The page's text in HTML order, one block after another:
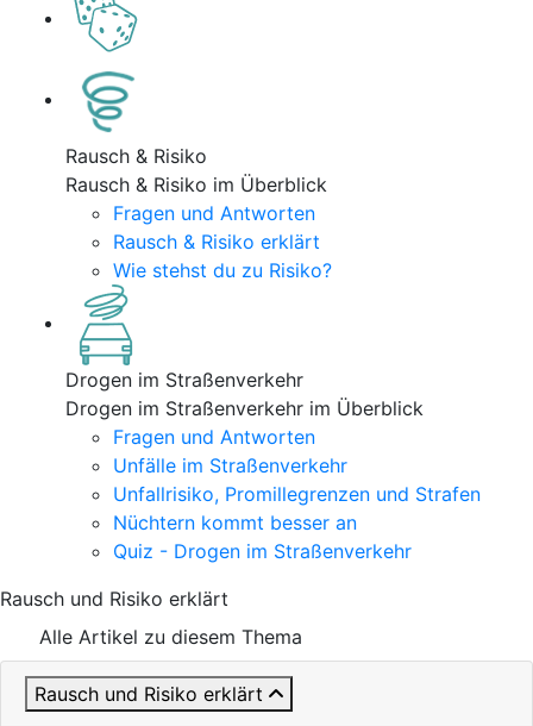
Rausch & Risiko
Rausch & Risiko im Überblick
Fragen und Antworten
Rausch & Risiko erklärt
Wie stehst du zu Risiko?
Drogen im Straßenverkehr
Drogen im Straßenverkehr im Überblick
Fragen und Antworten
Unfälle im Straßenverkehr
Unfallrisiko, Promillegrenzen und Strafen
Nüchtern kommt besser an
Quiz - Drogen im Straßenverkehr
Rausch und Risiko erklärt
Alle Artikel zu diesem Thema
Rausch und Risiko erklärt